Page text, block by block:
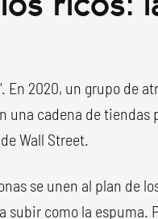
En 2020, un grupo de
una cadena de tiendas
Wall Street.
se unen al plan de
subir como la espuma.